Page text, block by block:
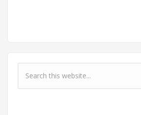
Форма поиска